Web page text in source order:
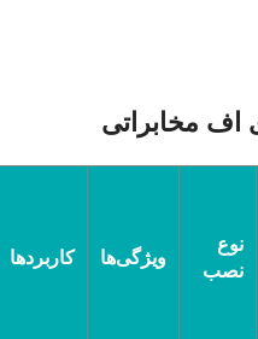
مخابراتی
نوع
نصب
ویژگی‌ها کاربردها